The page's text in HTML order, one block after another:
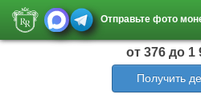
Отправьте фото
от 376 до 1
Получить